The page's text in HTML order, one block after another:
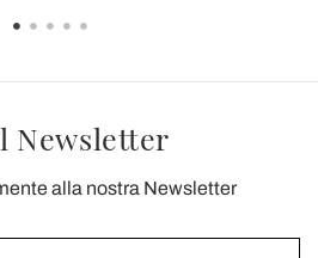
Newsletter
alla nostra Newsletter